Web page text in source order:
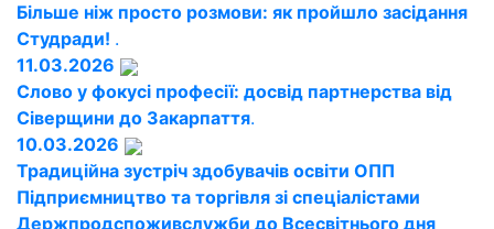
Більше ніж просто розмови: як пройшло засідання
Студради! .
11.03.2026
Слово у фокусі професії: досвід партнерства від
Сіверщини до Закарпаття.
10.03.2026
Традиційна зустріч здобувачів освіти ОПП
Підприємництво та торгівля зі спеціалістами
Держпродспоживслужби до Всесвітнього дня